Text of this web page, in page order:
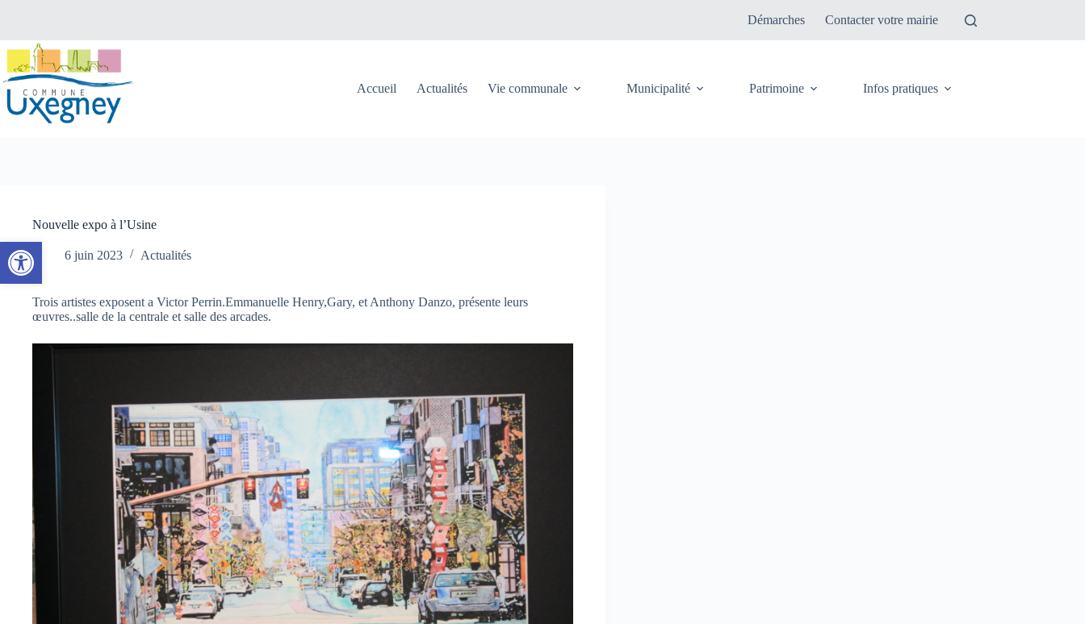
Ouvrir la barre d’outils
Démarches Contacter votre mairie
Accueil Actualités Vie communale Municipalité Patrimoine Infos pratiques
Nouvelle expo à l’Usine
6 juin 2023 Actualités
Trois artistes exposent a Victor Perrin.Emmanuelle Henry,Gary, et Anthony Danzo, présente leurs
œuvres..salle de la centrale et salle des arcades.